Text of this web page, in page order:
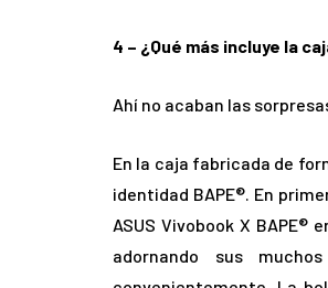
4 – ¿Qué más incluye la
Ahí no acaban las
En la caja fabricada de
identidad BAPE®. En
ASUS Vivobook X
adornando sus